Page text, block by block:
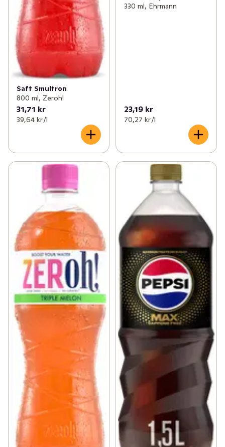
Saft Smultron
800 ml, Zeroh!
31,71 kr
39,64 kr /l
330 ml, Ehrmann
23,19 kr
70,27 kr /l